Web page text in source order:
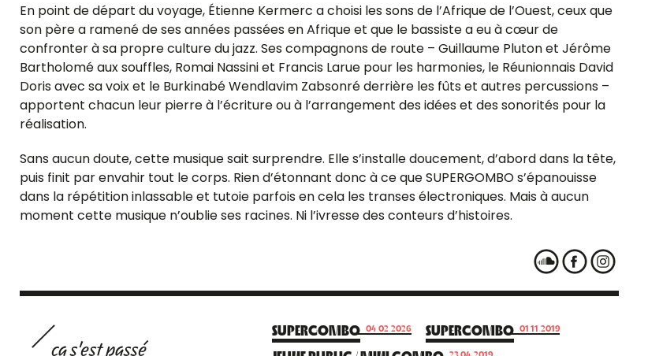
En point de départ du voyage, Étienne Kermerc a choisi les sons de l’Afrique de l’Ouest, ceux que
son père a ramené de ses années passées en Afrique et que le bassiste a eu à cœur de
confronter à sa propre culture du jazz. Ses compagnons de route – Guillaume Pluton et Jérôme
Bartholomé aux souffles, Romai Nassini et Francis Larue pour les harmonies, le Réunionnais David
Doris avec sa voix et le Burkinabé Wendlavim Zabsonré derrière les fûts et autres percussions –
apportent chacun leur pierre à l’écriture ou à l’arrangement des idées et des sonorités pour la
réalisation.
Sans aucun doute, cette musique sait surprendre. Elle s’installe doucement, d’abord dans la tête,
puis finit par envahir tout le corps. Rien d’étonnant donc à ce que SUPERGOMBO s’épanouisse
dans la répétition inlassable et tutoie parfois en cela les transes électroniques. Mais à aucun
moment cette musique n’oublie ses racines. Ni l’ivresse des conteurs d’histoires.
ça s'est passé
SUPERGOMBO 04.02.2026 SUPERGOMBO 01.11.2019